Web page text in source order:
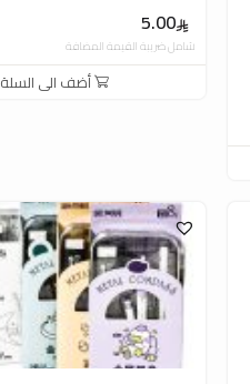
5.00
شامل ضريبة القيمة المضافة
أضف الى السلة